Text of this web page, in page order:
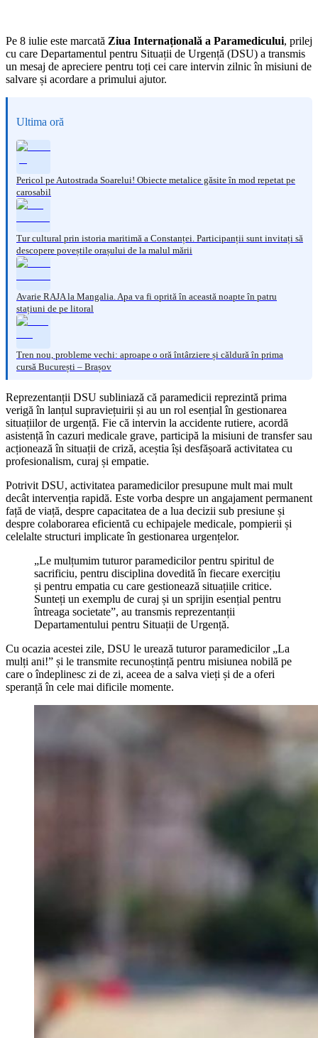
Pe 8 iulie este marcată Ziua Internațională a Paramedicului, prilej
cu care Departamentul pentru Situații de Urgență (DSU) a transmis
un mesaj de apreciere pentru toți cei care intervin zilnic în misiuni de
salvare și acordare a primului ajutor.
Ultima oră
Pericol pe Autostrada Soarelui! Obiecte metalice găsite în mod repetat pe
carosabil
Tur cultural prin istoria maritimă a Constanței. Participanții sunt invitați să
descopere poveștile orașului de la malul mării
Avarie RAJA la Mangalia. Apa va fi oprită în această noapte în patru
stațiuni de pe litoral
Tren nou, probleme vechi: aproape o oră întârziere și căldură în prima
cursă București – Brașov
Reprezentanții DSU subliniază că paramedicii reprezintă prima
verigă în lanțul supraviețuirii și au un rol esențial în gestionarea
situațiilor de urgență. Fie că intervin la accidente rutiere, acordă
asistență în cazuri medicale grave, participă la misiuni de transfer sau
acționează în situații de criză, aceștia își desfășoară activitatea cu
profesionalism, curaj și empatie.
Potrivit DSU, activitatea paramedicilor presupune mult mai mult
decât intervenția rapidă. Este vorba despre un angajament permanent
față de viață, despre capacitatea de a lua decizii sub presiune și
despre colaborarea eficientă cu echipajele medicale, pompierii și
celelalte structuri implicate în gestionarea urgențelor.
„Le mulțumim tuturor paramedicilor pentru spiritul de
sacrificiu, pentru disciplina dovedită în fiecare exercițiu
și pentru empatia cu care gestionează situațiile critice.
Sunteți un exemplu de curaj și un sprijin esențial pentru
întreaga societate”, au transmis reprezentanții
Departamentului pentru Situații de Urgență.
Cu ocazia acestei zile, DSU le urează tuturor paramedicilor „La
mulți ani!” și le transmite recunoștință pentru misiunea nobilă pe
care o îndeplinesc zi de zi, aceea de a salva vieți și de a oferi
speranță în cele mai dificile momente.